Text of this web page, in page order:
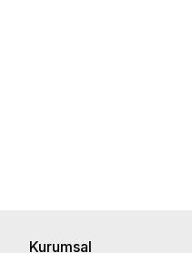
Kurumsal